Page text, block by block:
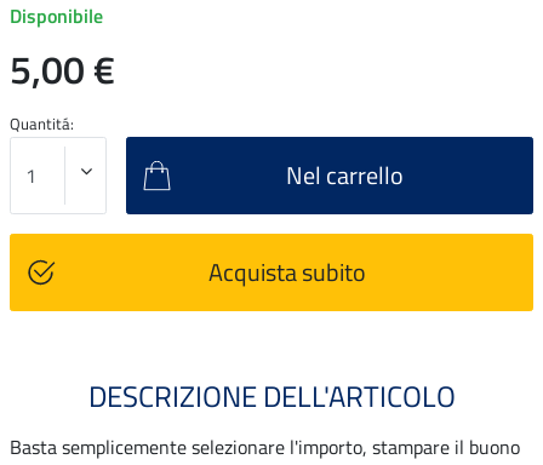
Disponibile
5,00 €
Quantitá:
Nel carrello
Acquista subito
DESCRIZIONE DELL'ARTICOLO
Basta semplicemente selezionare l'importo, stampare il buono